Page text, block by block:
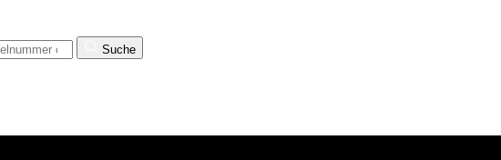
Suche